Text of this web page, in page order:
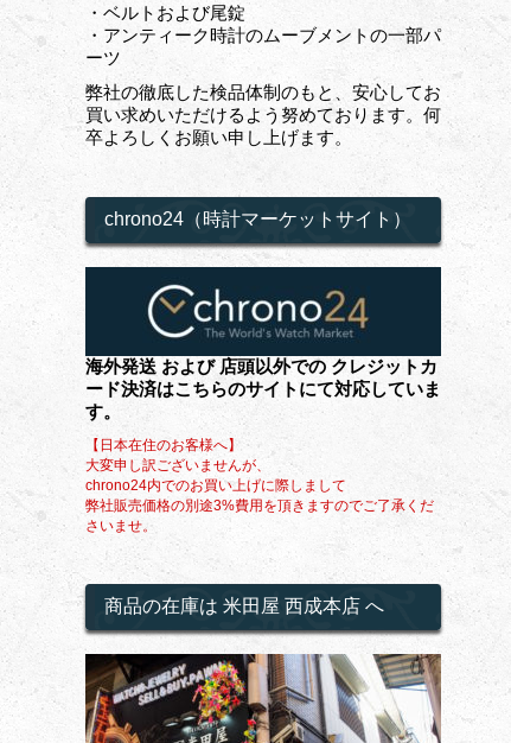
・ベルトおよび尾錠
・アンティーク時計のムーブメントの一部パ
ーツ
弊社の徹底した検品体制のもと、安心してお
買い求めいただけるよう努めております。何
卒よろしくお願い申し上げます。
chrono24（時計マーケットサイト）
海外発送 および 店頭以外での クレジットカ
ード決済はこちらのサイトにて対応していま
す。
【日本在住のお客様へ】
大変申し訳ございませんが、
chrono24内でのお買い上げに際しまして
弊社販売価格の別途3%費用を頂きますのでご了承くだ
さいませ。
商品の在庫は 米田屋 西成本店 へ